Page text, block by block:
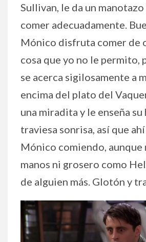
Sullivan, le da un manotazo
comer adecuadamente.
Mónico disfruta comer de
cosa que yo no le permito,
se acerca sigilosamente a
encima del plato del
una miradita y le enseña su
traviesa sonrisa, así que
Mónico comiendo, aunque
manos ni grosero como
de alguien más. Glotón y